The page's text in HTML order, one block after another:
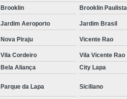
Brooklin Brooklin Paulista
Jardim Aeroporto Jardim Brasil
Nova Piraju Vicente Rao
Vila Cordeiro
Vila Vicente Rao
Bela Aliança City Lapa
Parque da Lapa Siciliano